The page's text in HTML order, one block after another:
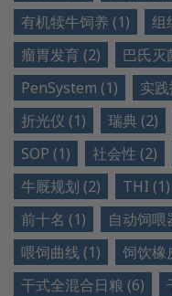
有机犊牛饲养 (1)
组
瘤胃发育 (2)
巴氏灭
PenSystem (1)
实
折光仪 (1)
瑞典 (2)
SOP (1)
社会性 (2)
牛厩规划 (2)
THI (1)
前十名 (1)
自动饲喂
喂饲曲线 (1)
饲饮橡
干式全混合日粮 (6)